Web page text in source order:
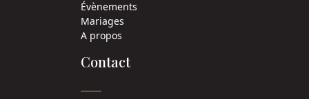
Évènements
Mariages
A propos
Contact